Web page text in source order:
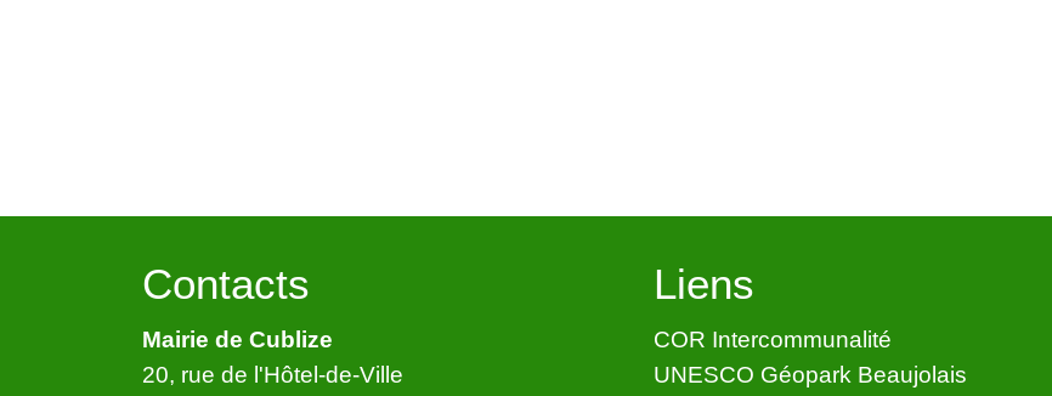
Contacts
Mairie de Cublize
20, rue de l'Hôtel-de-Ville
Liens
COR Intercommunalité
UNESCO Géopark Beaujolais